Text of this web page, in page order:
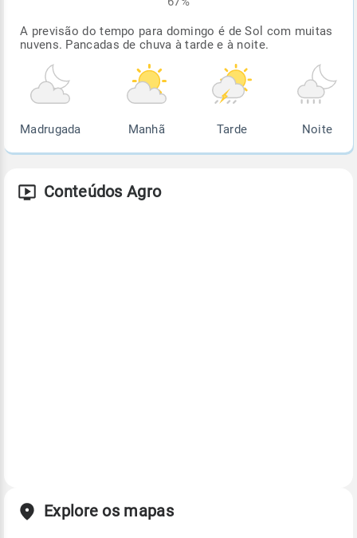
A previsão do tempo para domingo é de Sol com muitas
nuvens. Pancadas de chuva à tarde e à noite.
Madrugada Manhã Tarde Noite
Conteúdos Agro
Explore os mapas